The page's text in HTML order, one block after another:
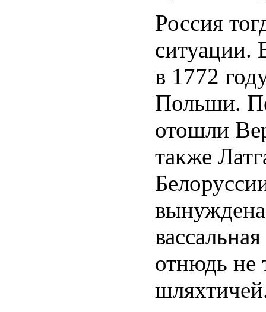
Россия
ситуации.
в 1772
Польши.
отошли
также
вынуждена
отнюдь не